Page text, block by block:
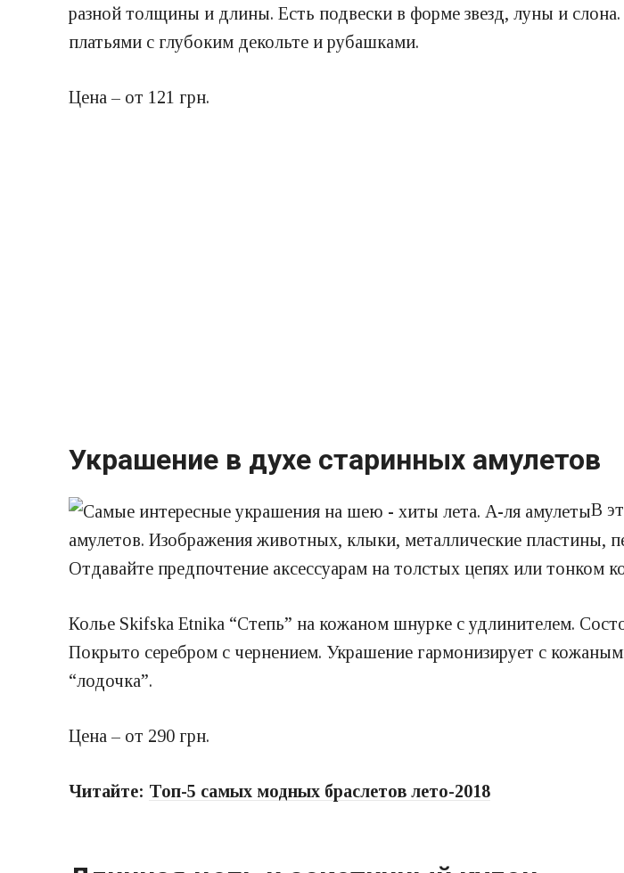
разной толщины и длины. Есть подвески в форме звезд, луны и
платьями с глубоким декольте и рубашками.
Цена – от 121 грн.
Украшение в духе старинных амулетов
В
амулетов. Изображения животных, клыки, металлические пластины,
Отдавайте предпочтение аксессуарам на толстых цепях или тонком
Колье Skifska Etnika “Степь” на кожаном шнурке с удлинителем.
Покрыто серебром с чернением. Украшение гармонизирует с
“лодочка”.
Цена – от 290 грн.
Читайте: Топ-5 самых модных браслетов лето-2018